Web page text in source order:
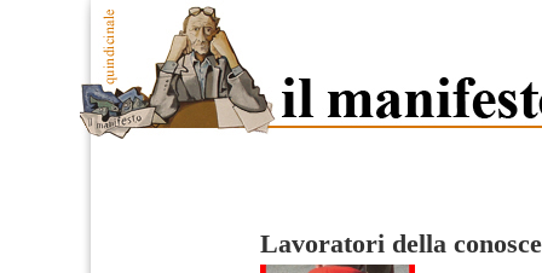
Lavoratori della